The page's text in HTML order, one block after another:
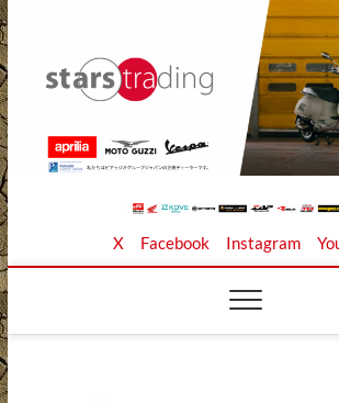
Skip
to
content
Stars
株式会社ス
レーデ
APRILIA MOTO GUZZI正規ディ
X Facebook Instagram